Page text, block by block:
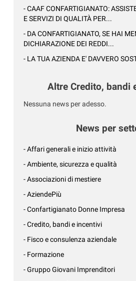
- CAAF CONFARTIGIANATO:
E SERVIZI DI QUALITÀ PER...
- DA CONFARTIGIANATO, SE HAI
DICHIARAZIONE DEI REDDI...
- LA TUA AZIENDA E' DAVVERO
Altre Credito, bandi
Nessuna news per adesso.
News per
- Affari generali e inizio attività
- Ambiente, sicurezza e qualità
- Associazioni di mestiere
- AziendePiù
- Confartigianato Donne Impresa
- Credito, bandi e incentivi
- Fisco e consulenza aziendale
- Formazione
- Gruppo Giovani Imprenditori